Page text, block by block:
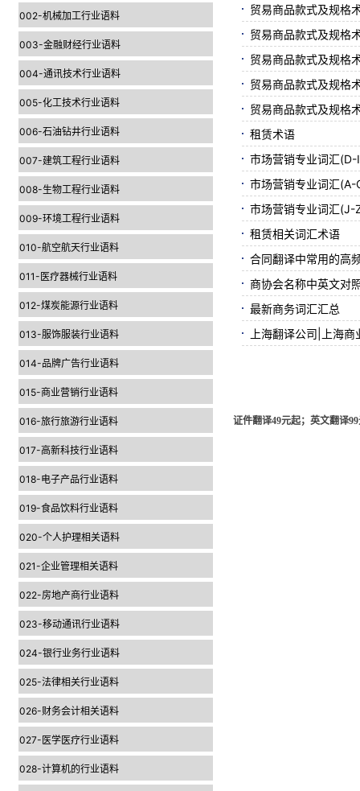
002-机械加工行业语料
003-金融财经行业语料
004-通讯技术行业语料
005-化工技术行业语料
006-石油钻井行业语料
007-建筑工程行业语料
008-生物工程行业语料
009-环境工程行业语料
010-航空航天行业语料
011-医疗器械行业语料
012-煤炭能源行业语料
013-服饰服装行业语料
014-品牌广告行业语料
015-商业营销行业语料
016-旅行旅游行业语料
017-高新科技行业语料
018-电子产品行业语料
019-食品饮料行业语料
020-个人护理相关语料
021-企业管理相关语料
022-房地产商行业语料
023-移动通讯行业语料
024-银行业务行业语料
025-法律相关行业语料
026-财务会计相关语料
027-医学医疗行业语料
028-计算机的行业语料
贸易商品款式及规格
贸易商品款式及规格
贸易商品款式及规格
贸易商品款式及规格
贸易商品款式及规格
租赁术语
市场营销专业词汇(D-
市场营销专业词汇(A-
市场营销专业词汇(J-
租赁相关词汇术语
合同翻译中常用的高
商协会名称中英文对
最新商务词汇汇总
上海翻译公司|上海
证件翻译49元起；英文翻译